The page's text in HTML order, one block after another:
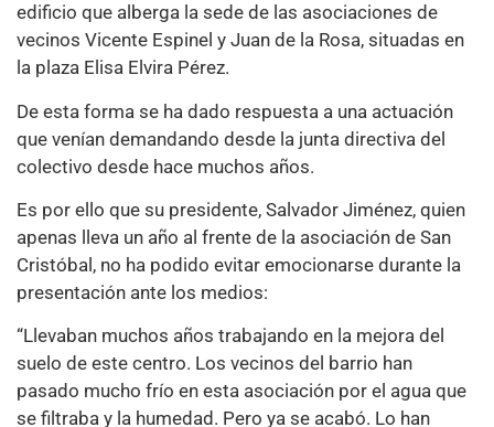
edificio que alberga la sede de las asociaciones de
vecinos Vicente Espinel y Juan de la Rosa, situadas en
la plaza Elisa Elvira Pérez.
De esta forma se ha dado respuesta a una actuación
que venían demandando desde la junta directiva del
colectivo desde hace muchos años.
Es por ello que su presidente, Salvador Jiménez, quien
apenas lleva un año al frente de la asociación de San
Cristóbal, no ha podido evitar emocionarse durante la
presentación ante los medios:
“Llevaban muchos años trabajando en la mejora del
suelo de este centro. Los vecinos del barrio han
pasado mucho frío en esta asociación por el agua que
se filtraba y la humedad. Pero ya se acabó. Lo han